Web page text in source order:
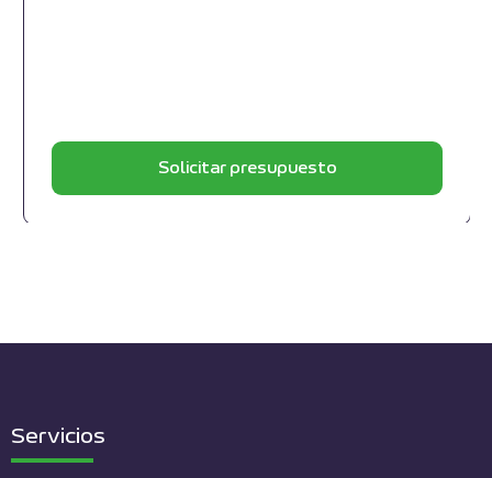
Solicitar presupuesto
Servicios